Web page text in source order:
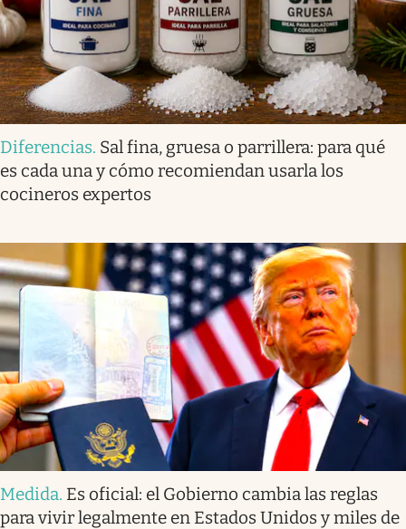
Diferencias. Sal fina, gruesa o parrillera: para qué
es cada una y cómo recomiendan usarla los
cocineros expertos
Medida. Es oficial: el Gobierno cambia las reglas
para vivir legalmente en Estados Unidos y miles de